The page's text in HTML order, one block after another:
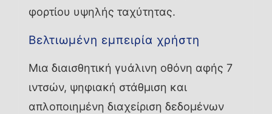
φορτίου υψηλής ταχύτητας.
Βελτιωμένη εμπειρία χρήστη
Μια διαισθητική γυάλινη οθόνη αφής 7
ιντσών, ψηφιακή στάθμιση και
απλοποιημένη διαχείριση δεδομένων